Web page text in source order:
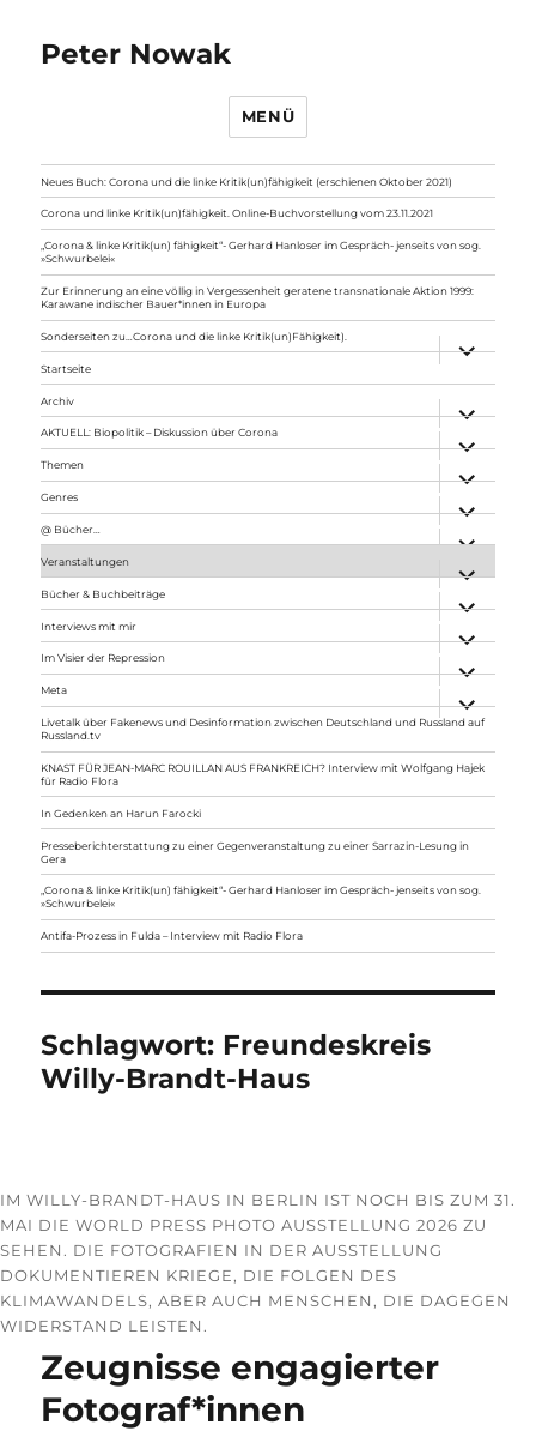
Peter Nowak
MENÜ
Neues Buch: Corona und die linke Kritik(un)fähigkeit (erschienen Oktober 2021)
Corona und linke Kritik(un)fähigkeit. Online-Buchvorstellung vom 23.11.2021
„Corona & linke Kritik(un) fähigkeit“- Gerhard Hanloser im Gespräch- jenseits von sog.
»Schwurbelei«
Zur Erinnerung an eine völlig in Vergessenheit geratene transnationale Aktion 1999:
Karawane indischer Bauer*innen in Europa
Sonderseiten zu…Corona und die linke Kritik(un)Fähigkeit).
anzeigen
Startseite
Archiv
anzeigen
AKTUELL: Biopolitik – Diskussion über Corona
anzeigen
Themen
anzeigen
Genres
anzeigen
@ Bücher…
Veranstaltungen
anzeigen
Bücher & Buchbeiträge
anzeigen
Interviews mit mir
anzeigen
Im Visier der Repression
anzeigen
Meta
anzeigen
Livetalk über Fakenews und Desinformation zwischen Deutschland und Russland auf
Russland.tv
KNAST FÜR JEAN-MARC ROUILLAN AUS FRANKREICH? Interview mit Wolfgang Hajek
für Radio Flora
In Gedenken an Harun Farocki
Presseberichterstattung zu einer Gegenveranstaltung zu einer Sarrazin-Lesung in
Gera
„Corona & linke Kritik(un) fähigkeit“- Gerhard Hanloser im Gespräch- jenseits von sog.
»Schwurbelei«
Antifa-Prozess in Fulda – Interview mit Radio Flora
Schlagwort: Freundeskreis
Willy-Brandt-Haus
IM WILLY-BRANDT-HAUS IN BERLIN IST NOCH BIS ZUM 31.
MAI DIE WORLD PRESS PHOTO AUSSTELLUNG 2026 ZU
SEHEN. DIE FOTOGRAFIEN IN DER AUSSTELLUNG
DOKUMENTIEREN KRIEGE, DIE FOLGEN DES
KLIMAWANDELS, ABER AUCH MENSCHEN, DIE DAGEGEN
WIDERSTAND LEISTEN.
Zeugnisse engagierter
Fotograf*innen